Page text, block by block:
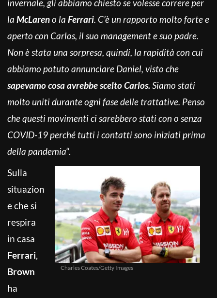
invernale, gli abbiamo chiesto se volesse correre per
la McLareno la Ferrari. C’è un rapporto molto forte e
aperto con Carlos, il suo management e suo padre.
Non è stata una sorpresa, quindi, la rapidità con cui
abbiamo potuto annunciare Daniel, visto che
sapevamo cosa avrebbe scelto Carlos.Siamo stati
molto uniti durante ogni fase delle trattative. Penso
che questi movimenti ci sarebbero stati con o senza
COVID-19 perché tutti i contatti sono iniziati prima
della pandemia“.
Charles Coates/Getty Images
Sulla
situazion
e che si
respira
in casa
Ferrari,
Brown
ha